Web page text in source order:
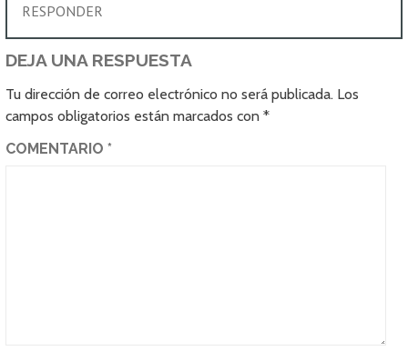
RESPONDER
DEJA UNA RESPUESTA
Tu dirección de correo electrónico no será publicada. Los
campos obligatorios están marcados con*
COMENTARIO*